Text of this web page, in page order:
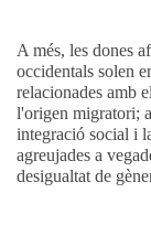
A més, les dones
occidentals solen
relacionades amb
l'origen migratori;
integració social i
agreujades a
desigualtat de